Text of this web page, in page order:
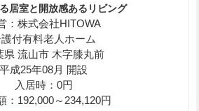
居室と開放感あるリビング
：株式会社HITOWA
付有料老人ホーム
県 流山市 木字膝丸前
平成25年08月 開設
入居時：0円
192,000～234,120円